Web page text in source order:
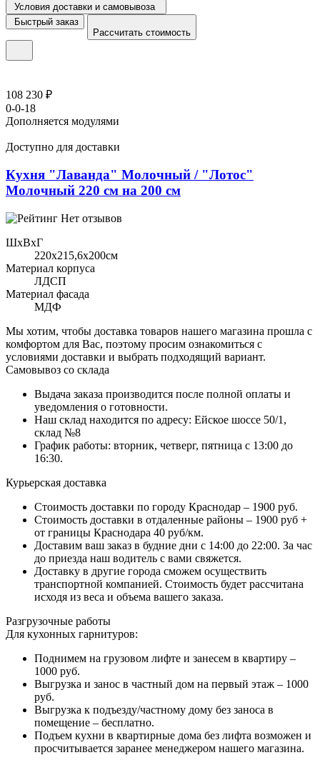
Условия доставки и самовывоза
Быстрый заказ
Рассчитать стоимость
108 230 ₽
0-0-18
Дополняется модулями
Доступно для доставки
Кухня "Лаванда" Молочный / "Лотос"
Молочный 220 см на 200 см
Нет отзывов
ШхВхГ
220x215,6х200см
Материал корпуса
ЛДСП
Материал фасада
МДФ
Мы хотим, чтобы доставка товаров нашего магазина прошла с
комфортом для Вас, поэтому просим ознакомиться с
условиями доставки и выбрать подходящий вариант.
Самовывоз со склада
Выдача заказа производится после полной оплаты и
уведомления о готовности.
Наш склад находится по адресу: Ейское шоссе 50/1,
склад №8
График работы: вторник, четверг, пятница с 13:00 до
16:30.
Курьерская доставка
Стоимость доставки по городу Краснодар – 1900 руб.
Стоимость доставки в отдаленные районы – 1900 руб +
от границы Краснодара 40 руб/км.
Доставим ваш заказ в будние дни с 14:00 до 22:00. За час
до приезда наш водитель с вами свяжется.
Доставку в другие города сможем осуществить
транспортной компанией. Стоимость будет рассчитана
исходя из веса и объема вашего заказа.
Разгрузочные работы
Для кухонных гарнитуров:
Поднимем на грузовом лифте и занесем в квартиру –
1000 руб.
Выгрузка и занос в частный дом на первый этаж – 1000
руб.
Выгрузка к подъезду/частному дому без заноса в
помещение – бесплатно.
Подъем кухни в квартирные дома без лифта возможен и
просчитывается заранее менеджером нашего магазина.